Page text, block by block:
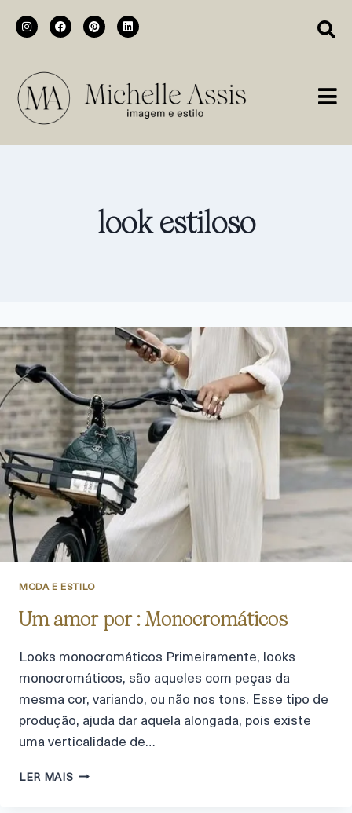
look estiloso
MODA E ESTILO
Um amor por : Monocromáticos
Looks monocromáticos Primeiramente, looks
monocromáticos, são aqueles com peças da
mesma cor, variando, ou não nos tons. Esse tipo de
produção, ajuda dar aquela alongada, pois existe
uma verticalidade de…
LER MAIS